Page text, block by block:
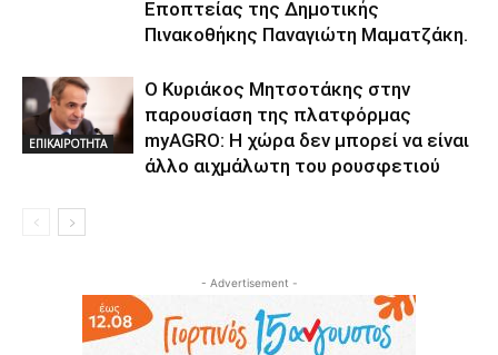
Εποπτείας της Δημοτικής
Πινακοθήκης Παναγιώτη Μαματζάκη.
ΕΠΙΚΑΙΡΟΤΗΤΑ
Ο Κυριάκος Μητσοτάκης στην
παρουσίαση της πλατφόρμας
myAGRO: Η χώρα δεν μπορεί να είναι
άλλο αιχμάλωτη του ρουσφετιού
- Advertisement -